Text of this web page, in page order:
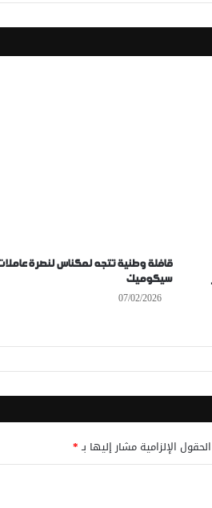
قافلة وطنية تتجه لمكناس لنصرة
سيكوميك
07/02/2026
الحقول الإلزامية مشار إليها بـ*